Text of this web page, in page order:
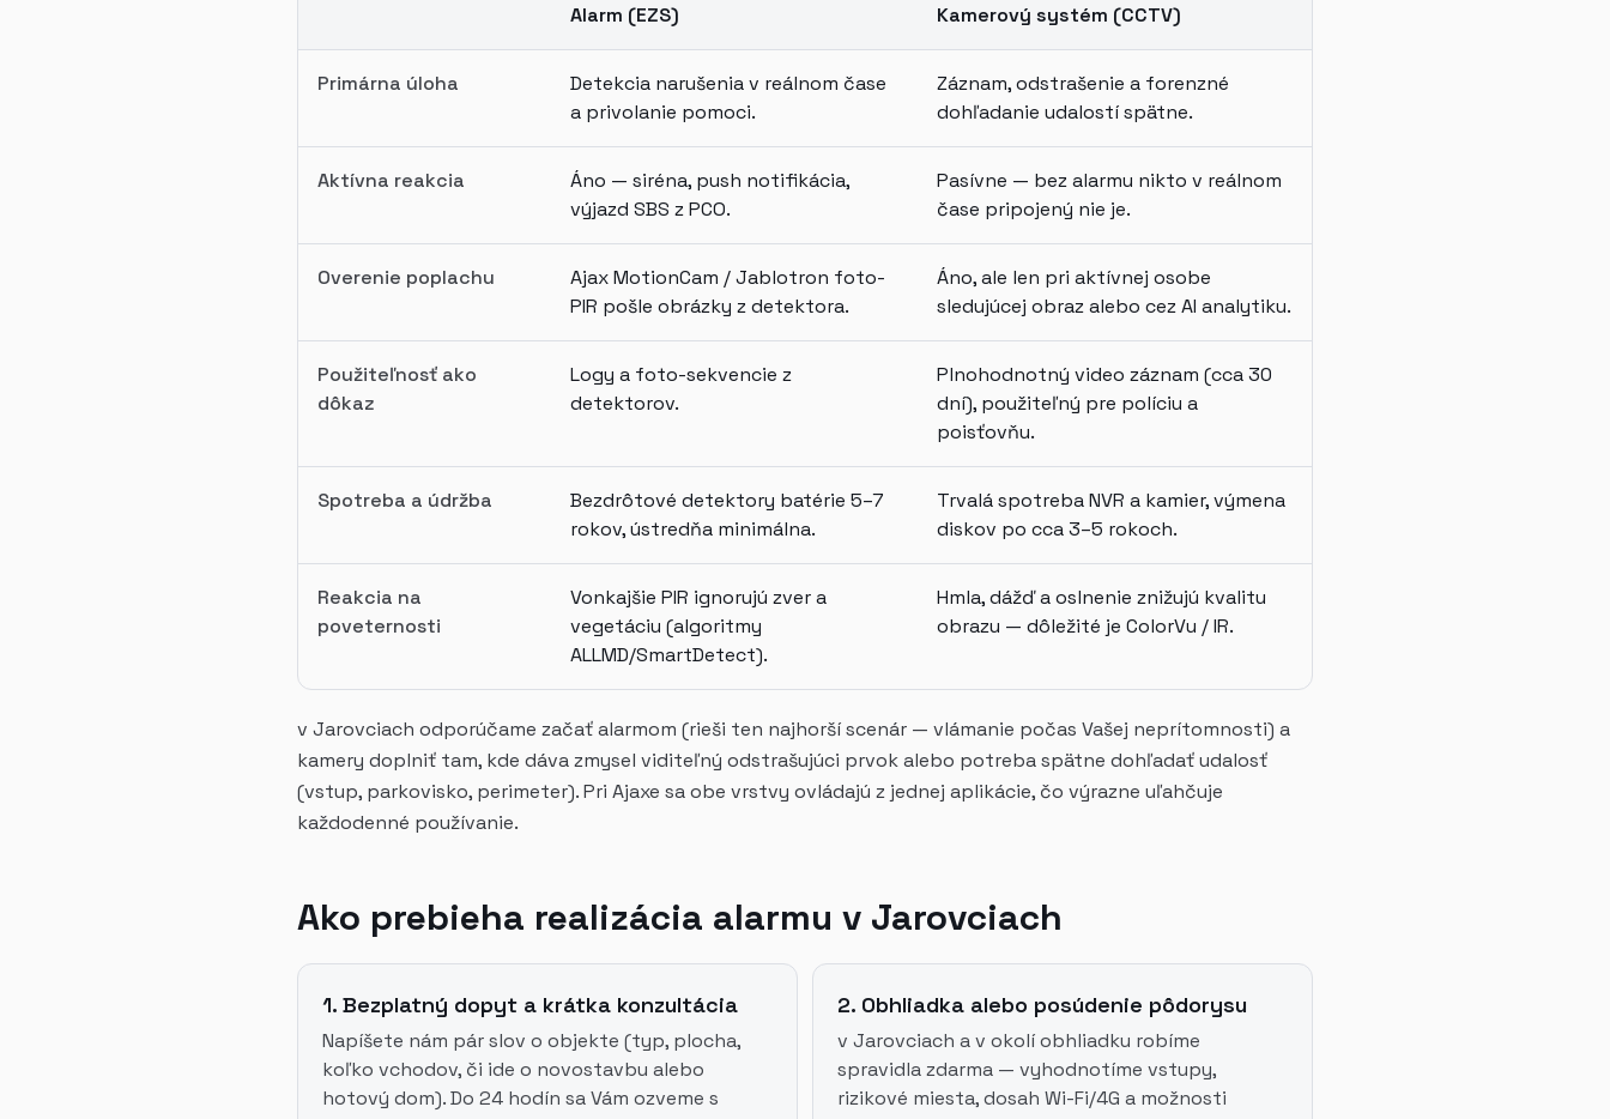
Alarm (EZS) Kamerový systém (CCTV)
Primárna úloha
Detekcia narušenia v reálnom čase
a privolanie pomoci.
Záznam, odstrašenie a forenzné
dohľadanie udalostí spätne.
Aktívna reakcia
Áno — siréna, push notifikácia,
výjazd SBS z PCO.
Pasívne — bez alarmu nikto v reálnom
čase pripojený nie je.
Overenie poplachu
Ajax MotionCam / Jablotron foto-
PIR pošle obrázky z detektora.
Áno, ale len pri aktívnej osobe
sledujúcej obraz alebo cez AI analytiku.
Použiteľnosť ako
dôkaz
Logy a foto-sekvencie z
detektorov.
Plnohodnotný video záznam (cca 30
dní), použiteľný pre políciu a
poisťovňu.
Spotreba a údržba
Bezdrôtové detektory batérie 5–7
rokov, ústredňa minimálna.
Trvalá spotreba NVR a kamier, výmena
diskov po cca 3–5 rokoch.
Reakcia na
poveternosti
Vonkajšie PIR ignorujú zver a
vegetáciu (algoritmy
ALLMD/SmartDetect).
Hmla, dážď a oslnenie znižujú kvalitu
obrazu — dôležité je ColorVu / IR.
v Jarovciach odporúčame začať alarmom (rieši ten najhorší scenár — vlámanie počas Vašej neprítomnosti) a
kamery doplniť tam, kde dáva zmysel viditeľný odstrašujúci prvok alebo potreba spätne dohľadať udalosť
(vstup, parkovisko, perimeter). Pri Ajaxe sa obe vrstvy ovládajú z jednej aplikácie, čo výrazne uľahčuje
každodenné používanie.
Ako prebieha realizácia alarmu v Jarovciach
1. Bezplatný dopyt a krátka konzultácia
Napíšete nám pár slov o objekte (typ, plocha,
koľko vchodov, či ide o novostavbu alebo
hotový dom). Do 24 hodín sa Vám ozveme s
2. Obhliadka alebo posúdenie pôdorysu
v Jarovciach a v okolí obhliadku robíme
spravidla zdarma — vyhodnotíme vstupy,
rizikové miesta, dosah Wi-Fi/4G a možnosti